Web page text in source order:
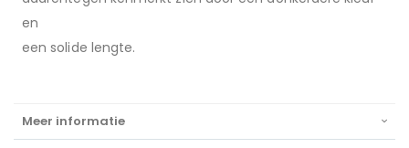
en
een solide lengte.
Meer informatie